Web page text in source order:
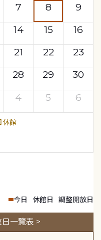
7 8
9
14 15
16
21 22
23
28 29
30
4 5 6
休館
今日 休館日 調整開放日
一覽表 >